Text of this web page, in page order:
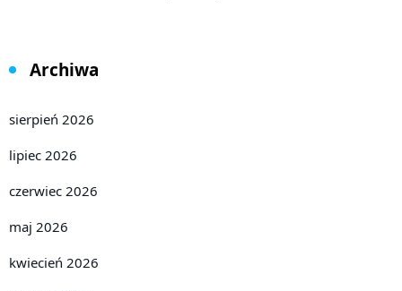
Archiwa
sierpień 2026
lipiec 2026
czerwiec 2026
maj 2026
kwiecień 2026